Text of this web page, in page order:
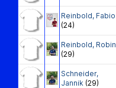
Reinbold, Fabio
(24)
Reinbold, Robin
(29)
Schneider,
Jannik (29)